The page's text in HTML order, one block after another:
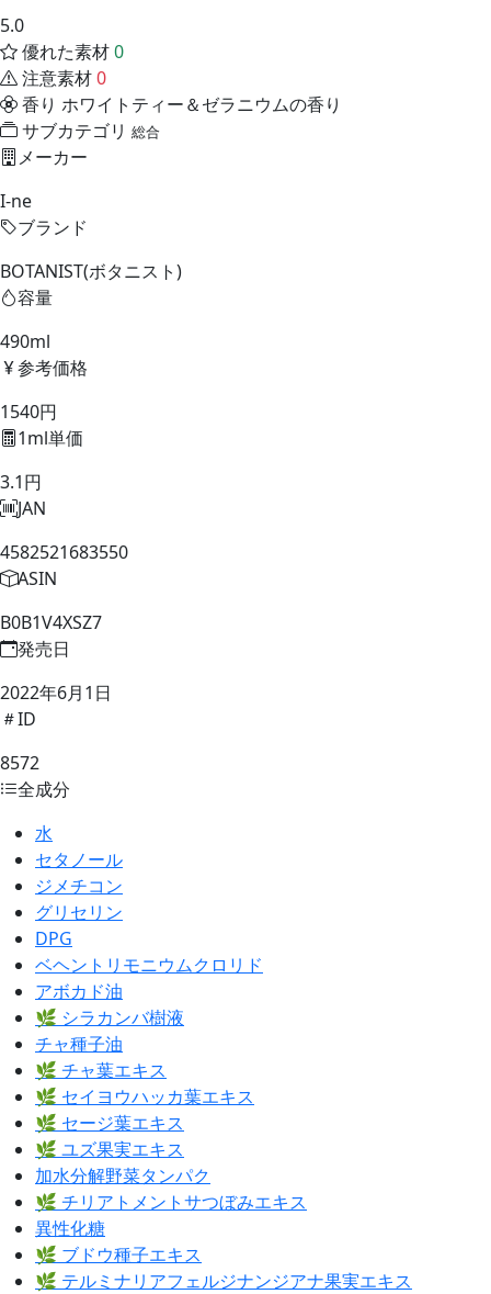
5.0
優れた素材0
注意素材0
香り ホワイトティー＆ゼラニウムの香り
サブカテゴリ 総合
メーカー
I-ne
ブランド
BOTANIST(ボタニスト)
容量
490ml
参考価格
1540円
1ml単価
3.1円
JAN
4582521683550
ASIN
B0B1V4XSZ7
発売日
2022年6月1日
ID
8572
全成分
水
セタノール
ジメチコン
グリセリン
DPG
ベヘントリモニウムクロリド
アボカド油
🌿 シラカンバ樹液
チャ種子油
🌿 チャ葉エキス
🌿 セイヨウハッカ葉エキス
🌿 セージ葉エキス
🌿 ユズ果実エキス
加水分解野菜タンパク
🌿 チリアトメントサつぼみエキス
異性化糖
🌿 ブドウ種子エキス
🌿 テルミナリアフェルジナンジアナ果実エキス